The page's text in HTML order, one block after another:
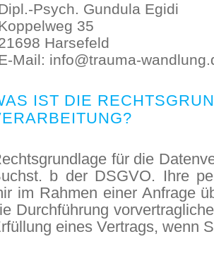
Psych. Gundula Egidi
35
Harsefeld
Mail: info@trauma-
IST DIE
für die
b der DSGVO. Ihre
im Rahmen einer Anfrage
Durchführung
eines Vertrags, wenn